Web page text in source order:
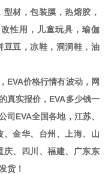
材，包装膜，热熔胶，
性用，儿童玩具，瑜伽
豆豆，凉鞋，洞洞鞋，油
EVA价格行情有波动，网
的真实报价， EVA多少钱一
司 EVA全国各地，江苏、
、金华、台州、上海、山
庆、四川、福建、广东东
货！